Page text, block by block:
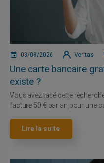
03/08/2026 Veritas
Une carte bancaire
existe ?
Vous avez tapé cette
facture 50 € par an pour une
Lire la suite